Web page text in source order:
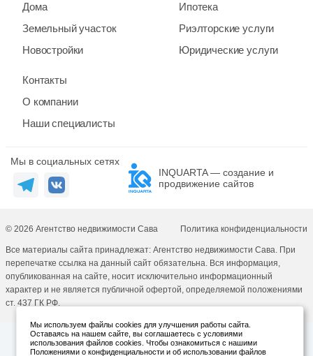
Дома
Земельный участок
Новостройки
Ипотека
Риэлторские услуги
Юридические услуги
Контакты
О компании
Наши специалисты
Мы в социальных сетях
INQUARTA — создание и
продвижение сайтов
© 2026 Агентство недвижимости Сава Политика конфиденциальности
Все материалы сайта принадлежат: Агентство недвижимости Сава. При
перепечатке ссылка на данный сайт обязательна. Вся информация,
опубликованная на сайте, носит исключительно информационный
характер и не является публичной офертой, определяемой положениями
ст. 437 ГК РФ.
Мы используем файлы cookies для улучшения работы сайта.
Оставаясь на нашем сайте, вы соглашаетесь с условиями
использования файлов cookies. Чтобы ознакомиться с нашими
Положениями о конфиденциальности и об использовании файлов